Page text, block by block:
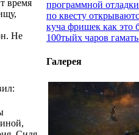
время
Не
программной
по квесту
куча фришек как это
100тыйх чаров
Галерея